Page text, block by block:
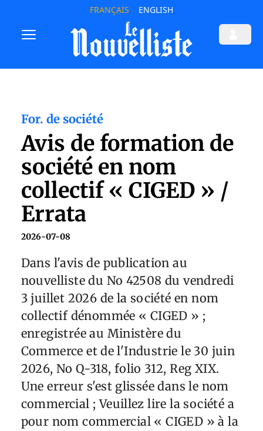
FRANÇAIS ENGLISH
For. de société
Avis de formation de
société en nom
collectif « CIGED » /
Errata
2026-07-08
Dans l'avis de publication au
nouvelliste du No 42508 du vendredi
3 juillet 2026 de la société en nom
collectif dénommée « CIGED » ;
enregistrée au Ministère du
Commerce et de l'Industrie le 30 juin
2026, No Q-318, folio 312, Reg XIX.
Une erreur s'est glissée dans le nom
commercial ; Veuillez lire la société a
pour nom commercial « CIGED » à la